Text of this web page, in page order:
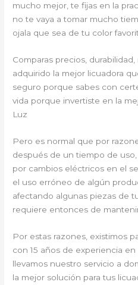
mucho mejor, te fijas en la
no te vaya a tomar mucho
ojala que sea de tu color
Comparas precios,
adquirido la mejor licuadora
seguro porque sabes con
vida porque invertiste en la
Luz
Pero es normal que por
después de un tiempo de
por cambios eléctricos en el
el uso erróneo de algún
afectando algunas piezas de
requiere entonces de
Por estas razones, existimos
con 15 años de experiencia
llevamos nuestro servicio a
la mejor solución para tus